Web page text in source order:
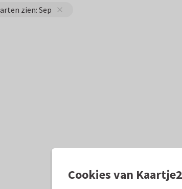
zien: Sep
Cookies van